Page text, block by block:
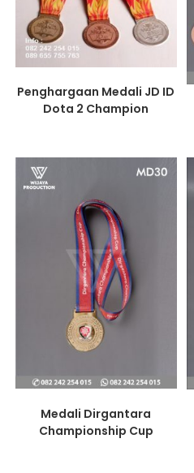
Penghargaan Medali JD ID
Dota 2 Champion
Medali Dirgantara
Championship Cup